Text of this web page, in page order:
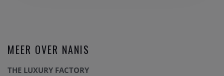
MEER OVER NANIS
THE LUXURY FACTORY